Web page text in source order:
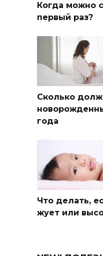
Когда можно
первый раз?
Сколько
года
Что делать,
жует или